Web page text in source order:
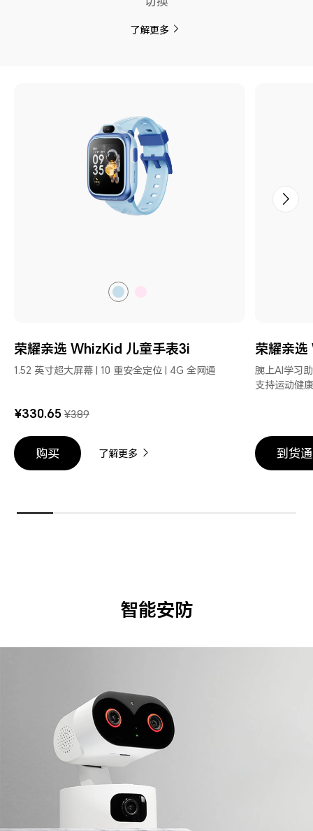
了解更多
荣耀亲选 WhizKid 儿童手表3i
1.52 英寸超大屏幕 | 10 重安全定位 | 4G 全网通
¥330.65 ¥389
购买 了解更多
荣耀亲
腕上AI学习
支持运动健
到货
智能安防